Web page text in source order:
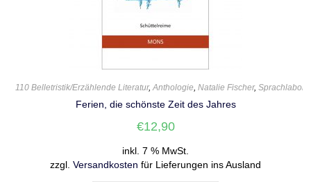
110 Belletristik/Erzählende Literatur,Anthologie,Natalie Fischer,Sprachlabor
Ferien, die schönste Zeit des Jahres
€12,90
inkl. 7 % MwSt.
zzgl. Versandkosten für Lieferungen ins Ausland